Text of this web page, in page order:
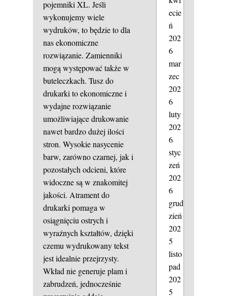
pojemniki XL. Jeśli
wykonujemy wiele
wydruków, to będzie to dla
nas ekonomiczne
rozwiązanie. Zamienniki
mogą występować także w
buteleczkach. Tusz do
drukarki to ekonomiczne i
wydajne rozwiązanie
umożliwiające drukowanie
nawet bardzo dużej ilości
stron. Wysokie nasycenie
barw, zarówno czarnej, jak i
pozostałych odcieni, które
widoczne są w znakomitej
jakości. Atrament do
drukarki pomaga w
osiągnięciu ostrych i
wyraźnych kształtów, dzięki
czemu wydrukowany tekst
jest idealnie przejrzysty.
Wkład nie generuje plam i
zabrudzeń, jednocześnie
ecie
ń
202
6
mar
zec
202
6
luty
202
6
styc
zeń
202
6
grud
zień
202
5
listo
pad
202
5